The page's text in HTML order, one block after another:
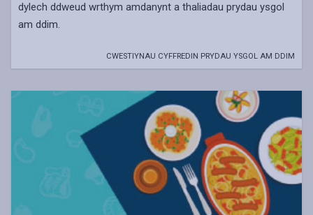
dylech ddweud wrthym amdanynt a thaliadau prydau ysgol
am ddim.
CWESTIYNAU CYFFREDIN PRYDAU YSGOL AM DDIM